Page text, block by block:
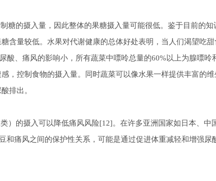
的摄入量，因此整体的果糖摄入量可能很低。鉴于目前的知
含量较低。水果对代谢健康的总体好处表明，当人们渴望吃
酸、痛风的影响小，所有蔬菜中嘌呤总量的60%以上为腺嘌呤
，控制食物的摄入量。同时蔬菜可以像水果一样提供丰富的
排出。
的摄入可以降低痛风风险[12]。在许多亚洲国家如日本、中
和痛风之间的保护性关系，可能是通过促进体重减轻和增强尿